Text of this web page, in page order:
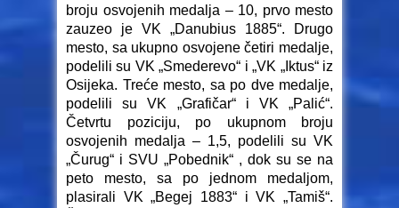
broju osvojenih medalja – 10, prvo mesto
zauzeo je VK „Danubius 1885“. Drugo
mesto, sa ukupno osvojene četiri medalje,
podelili su VK „Smederevo“ i „VK „Iktus“ iz
Osijeka. Treće mesto, sa po dve medalje,
podelili su VK „Grafičar“ i VK „Palić“.
Četvrtu poziciju, po ukupnom broju
osvojenih medalja – 1,5, podelili su VK
„Čurug“ i SVU „Pobednik“ , dok su se na
peto mesto, sa po jednom medaljom,
plasirali VK „Begej 1883“ i VK „Tamiš“.